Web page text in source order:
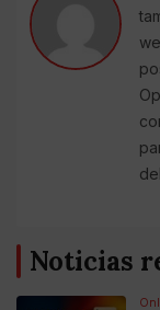
Noticias